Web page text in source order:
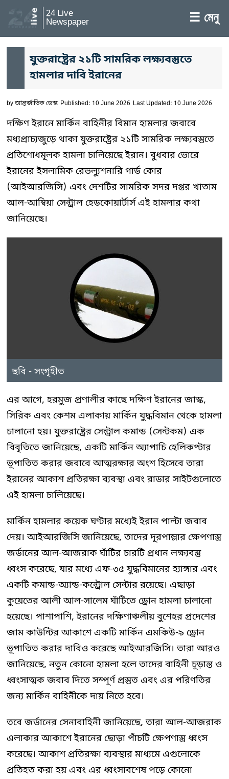
24 Live
Newspaper ☰ মেনু
যুক্তরাষ্ট্রের ২১টি সামরিক লক্ষ্যবস্তুতে
হামলার দাবি ইরানের
byআন্তর্জাতিক ডেস্ক Published: 10 June 2026 Last Updated: 10 June 2026
দক্ষিণ ইরানে মার্কিন বাহিনীর বিমান হামলার জবাবে
মধ্যপ্রাচ্যজুড়ে থাকা যুক্তরাষ্ট্রের ২১টি সামরিক লক্ষ্যবস্তুতে
প্রতিশোধমূলক হামলা চালিয়েছে ইরান। বুধবার ভোরে
ইরানের ইসলামিক রেভল্যুশনারি গার্ড কোর
(আইআরজিসি) এবং দেশটির সামরিক সদর দপ্তর খাতাম
আল-আম্বিয়া সেন্ট্রাল হেডকোয়ার্টার্স এই হামলার কথা
জানিয়েছে।
ছবি - সংগৃহীত
এর আগে, হরমুজ প্রণালীর কাছে দক্ষিণ ইরানের জাস্ক,
সিরিক এবং কেশম এলাকায় মার্কিন যুদ্ধবিমান থেকে হামলা
চালানো হয়। যুক্তরাষ্ট্রের সেন্ট্রাল কমান্ড (সেন্টকম) এক
বিবৃতিতে জানিয়েছে, একটি মার্কিন অ্যাপাচি হেলিকপ্টার
ভূপাতিত করার জবাবে আত্মরক্ষার অংশ হিসেবে তারা
ইরানের আকাশ প্রতিরক্ষা ব্যবস্থা এবং রাডার সাইটগুলোতে
এই হামলা চালিয়েছে।
মার্কিন হামলার কয়েক ঘণ্টার মধ্যেই ইরান পাল্টা জবাব
দেয়। আইআরজিসি জানিয়েছে, তাদের দূরপাল্লার ক্ষেপণাস্ত্র
জর্ডানের আল-আজরাক ঘাঁটির চারটি প্রধান লক্ষ্যবস্তু
ধ্বংস করেছে, যার মধ্যে এফ-৩৫ যুদ্ধবিমানের হ্যাঙ্গার এবং
একটি কমান্ড-অ্যান্ড-কন্ট্রোল সেন্টার রয়েছে। এছাড়া
কুয়েতের আলী আল-সালেম ঘাঁটিতে ড্রোন হামলা চালানো
হয়েছে। পাশাপাশি, ইরানের দক্ষিণাঞ্চলীয় বুশেহর প্রদেশের
জাম কাউন্টির আকাশে একটি মার্কিন এমকিউ-৯ ড্রোন
ভূপাতিত করার দাবিও করেছে আইআরজিসি। তারা আরও
জানিয়েছে, নতুন কোনো হামলা হলে তাদের বাহিনী চূড়ান্ত ও
ধ্বংসাত্মক জবাব দিতে সম্পূর্ণ প্রস্তুত এবং এর পরিণতির
জন্য মার্কিন বাহিনীকে দায় নিতে হবে।
তবে জর্ডানের সেনাবাহিনী জানিয়েছে, তারা আল-আজরাক
এলাকার আকাশে ইরানের ছোড়া পাঁচটি ক্ষেপণাস্ত্র ধ্বংস
করেছে। আকাশ প্রতিরক্ষা ব্যবস্থার মাধ্যমে এগুলোকে
প্রতিহত করা হয় এবং এর ধ্বংসাবশেষ পড়ে কোনো